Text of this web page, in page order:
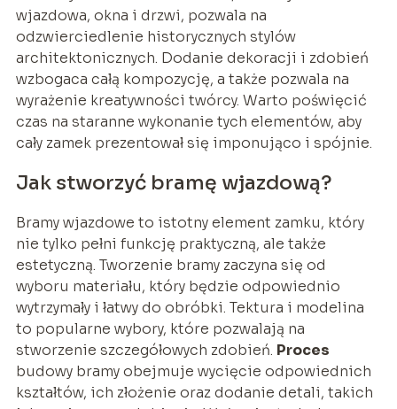
wjazdowa, okna i drzwi, pozwala na
odzwierciedlenie historycznych stylów
architektonicznych. Dodanie dekoracji i zdobień
wzbogaca całą kompozycję, a także pozwala na
wyrażenie kreatywności twórcy. Warto poświęcić
czas na staranne wykonanie tych elementów, aby
cały zamek prezentował się imponująco i spójnie.
Jak stworzyć bramę wjazdową?
Bramy wjazdowe to istotny element zamku, który
nie tylko pełni funkcję praktyczną, ale także
estetyczną. Tworzenie bramy zaczyna się od
wyboru materiału, który będzie odpowiednio
wytrzymały i łatwy do obróbki. Tektura i modelina
to popularne wybory, które pozwalają na
stworzenie szczegółowych zdobień. Proces
budowy bramy obejmuje wycięcie odpowiednich
kształtów, ich złożenie oraz dodanie detali, takich